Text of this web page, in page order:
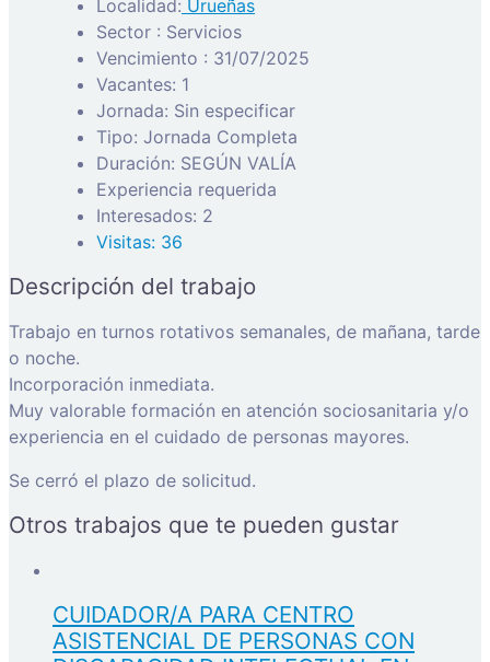
Localidad: Urueñas
Sector : Servicios
Vencimiento : 31/07/2025
Vacantes: 1
Jornada: Sin especificar
Tipo: Jornada Completa
Duración: SEGÚN VALÍA
Experiencia requerida
Interesados: 2
Visitas: 36
Descripción del trabajo
Trabajo en turnos rotativos semanales, de mañana, tarde
o noche.
Incorporación inmediata.
Muy valorable formación en atención sociosanitaria y/o
experiencia en el cuidado de personas mayores.
Se cerró el plazo de solicitud.
Otros trabajos que te pueden gustar
CUIDADOR/A PARA CENTRO
ASISTENCIAL DE PERSONAS CON